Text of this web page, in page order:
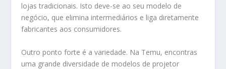
lojas tradicionais. Isto deve-se ao seu modelo de
negócio, que elimina intermediários e liga diretamente
fabricantes aos consumidores.
Outro ponto forte é a variedade. Na Temu, encontras
uma grande diversidade de modelos de projetor